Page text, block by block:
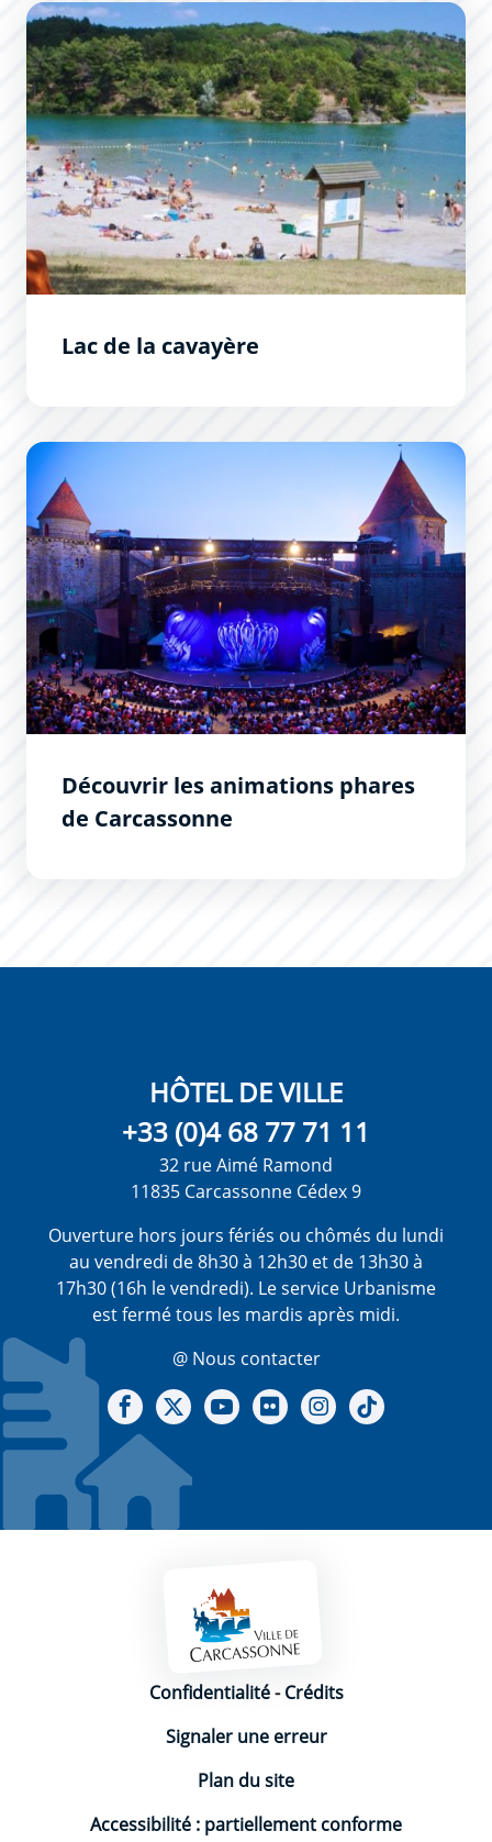
Lac de la cavayère
Lac de la cavayère
Découvrir les animations phares de Carcassonne
Découvrir les animations phares
de Carcassonne
HÔTEL DE VILLE
+33 (0)4 68 77 71 11
32 rue Aimé Ramond
11835 Carcassonne Cédex 9
Ouverture hors jours fériés ou chômés du lundi
au vendredi de 8h30 à 12h30 et de 13h30 à
17h30 (16h le vendredi). Le service Urbanisme
est fermé tous les mardis après midi.
@ Nous contacter
Notre Facebook
Notre X - (twitter)
Notre chaine Youtube
Notre Gallerie sur Flickr
Notre Instagram
Mentions légales
Confidentialité-Crédits
Signaler une erreur
Plan du site
Accessibilité : partiellement conforme